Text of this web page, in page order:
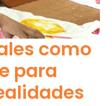
como
para